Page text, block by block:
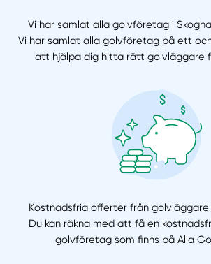
Vi har samlat alla golvföretag i
Vi har samlat alla golvföretag på ett
att hjälpa dig hitta rätt golvläggare
Kostnadsfria offerter från golvläggare
Du kan räkna med att få en
golvföretag som finns på Alla